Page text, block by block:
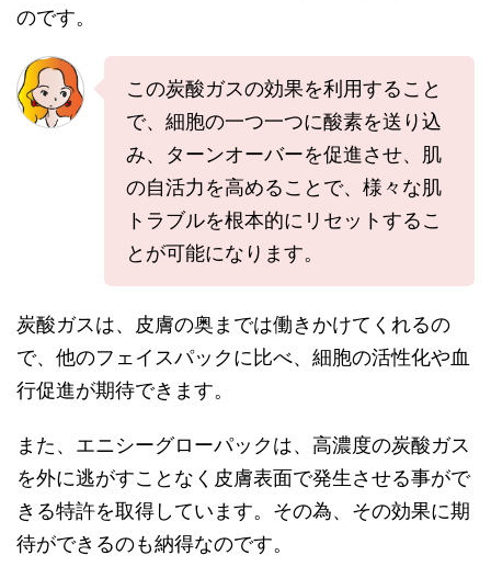
のです。
この炭酸ガスの効果を利用すること
で、細胞の一つ一つに酸素を送り込
み、ターンオーバーを促進させ、肌
の自活力を高めることで、様々な肌
トラブルを根本的にリセットするこ
とが可能になります。
炭酸ガスは、皮膚の奥までは働きかけてくれるの
で、他のフェイスパックに比べ、細胞の活性化や血
行促進が期待できます。
また、エニシーグローパックは、高濃度の炭酸ガス
を外に逃がすことなく皮膚表面で発生させる事がで
きる特許を取得しています。その為、その効果に期
待ができるのも納得なのです。